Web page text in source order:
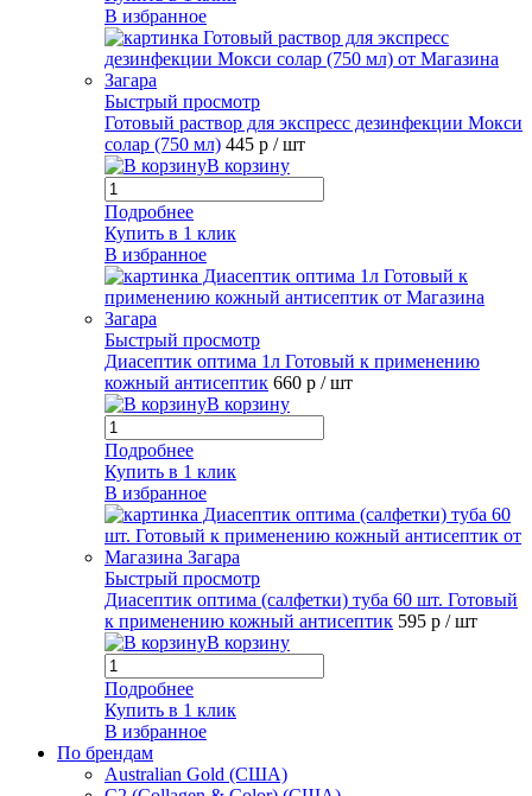
В избранное
Быстрый просмотр
Готовый раствор для экспресс дезинфекции Мокси
солар (750 мл) 445 р / шт
В корзину
Подробнее
Купить в 1 клик
В избранное
Быстрый просмотр
Диасептик оптима 1л Готовый к применению
кожный антисептик 660 р / шт
В корзину
Подробнее
Купить в 1 клик
В избранное
Быстрый просмотр
Диасептик оптима (салфетки) туба 60 шт. Готовый
к применению кожный антисептик 595 р / шт
В корзину
Подробнее
Купить в 1 клик
В избранное
По брендам
Australian Gold (США)